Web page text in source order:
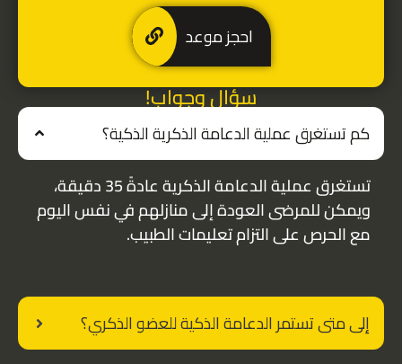
احجز موعد
سؤال وجواب!
كم تستغرق عملية الدعامة الذكرية الذكية؟
تستغرق عملية الدعامة الذكرية عادةً 35 دقيقة،
ويمكن للمرضى العودة إلى منازلهم في نفس اليوم
مع الحرص على التزام تعليمات الطبيب.
إلى متى تستمر الدعامة الذكية للعضو الذكري؟​